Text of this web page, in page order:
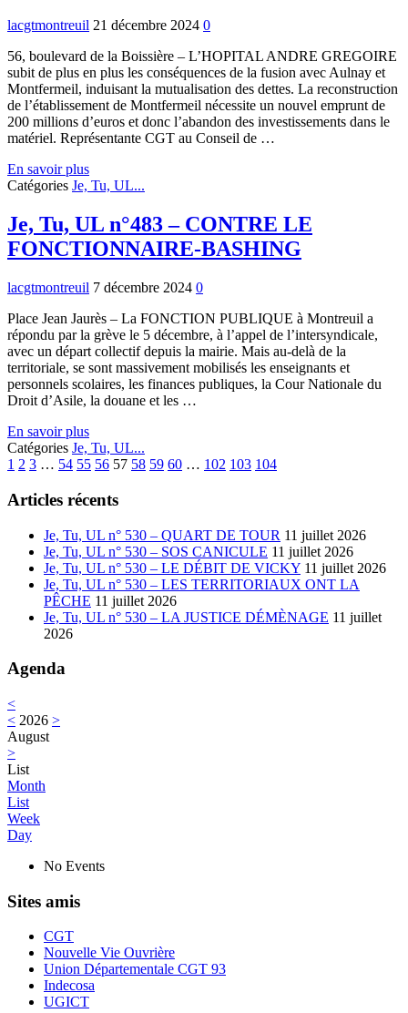
DE
lacgtmontreuil 21 décembre 2024 0
56, boulevard de la Boissière – L’HOPITAL ANDRE GREGOIRE
subit de plus en plus les conséquences de la fusion avec Aulnay et
Montfermeil, induisant la mutualisation des dettes. La reconstruction
de l’établissement de Montfermeil nécessite un nouvel emprunt de
200 millions d’euros et donc l’abandon des investissements dans le
matériel. Représentante CGT au Conseil de …
En savoir plusJe,
Tu,
n°484
–
DETTE
GROUPE
ORGANISÉ
Catégories Je, Tu, UL...
Je, Tu, UL n°483 – CONTRE LE
FONCTIONNAIRE-BASHING
lacgtmontreuil 7 décembre 2024 0
Place Jean Jaurès – La FONCTION PUBLIQUE à Montreuil a
répondu par la grève le 5 décembre, à l’appel de l’intersyndicale,
avec un départ collectif depuis la mairie. Mais au-delà de la
territoriale, se sont massivement mobilisés les enseignants et
personnels scolaires, les finances publiques, la Cour Nationale du
Droit d’Asile, la douane et les …
En savoir plusJe,
Tu,
UL
–
LE
FONCTIONNAIRE-
BASHING
Catégories Je, Tu, UL...
Previous
1 2 3 … 54 55 56 57 58 59 60 … 102 103 104Next
Articles récents
Je, Tu, UL n° 530 – QUART DE TOUR 11 juillet 2026
Je, Tu, UL n° 530 – SOS CANICULE 11 juillet 2026
Je, Tu, UL n° 530 – LE DÉBIT DE VICKY 11 juillet 2026
Je, Tu, UL n° 530 – LES TERRITORIAUX ONT LA
PÊCHE 11 juillet 2026
Je, Tu, UL n° 530 – LA JUSTICE DÉMÈNAGE 11 juillet
2026
Agenda
<
< 2026 >
August
>
List
Month
List
Week
Day
No Events
Sites amis
CGT
Nouvelle Vie Ouvrière
Union Départementale CGT 93
Indecosa
UGICT